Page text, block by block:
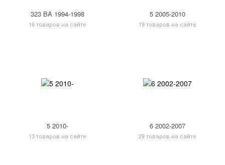
323 BA 1994-1998
16 товаров на сайте
5 2005-2010
19 товаров на сайте
5 2010-
13 товаров на сайте
6 2002-2007
29 товаров на сайте